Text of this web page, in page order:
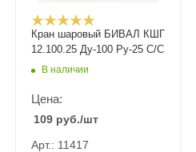
Кран шаровый БИВАЛ КШГ
12.100.25 Ду-100 Ру-25 С/С
В наличии
Цена:
109 руб./шт
Арт.: 11417